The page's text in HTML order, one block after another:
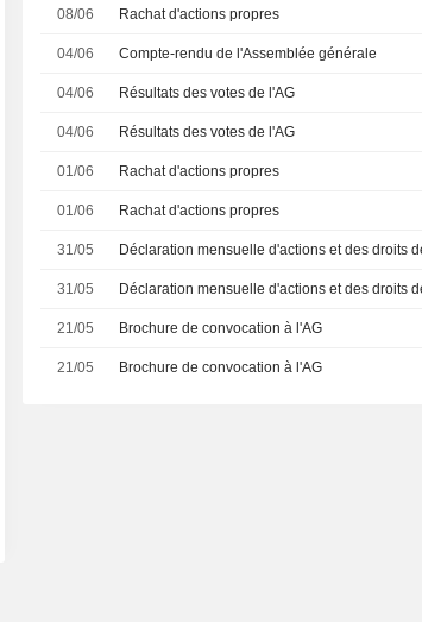
08/06 Rachat d'actions propres
04/06 Compte-rendu de l'Assemblée générale
04/06 Résultats des votes de l'AG
04/06 Résultats des votes de l'AG
01/06 Rachat d'actions propres
01/06 Rachat d'actions propres
31/05 Déclaration mensuelle d'actions et des droits
31/05 Déclaration mensuelle d'actions et des droits
21/05 Brochure de convocation à l'AG
21/05 Brochure de convocation à l'AG